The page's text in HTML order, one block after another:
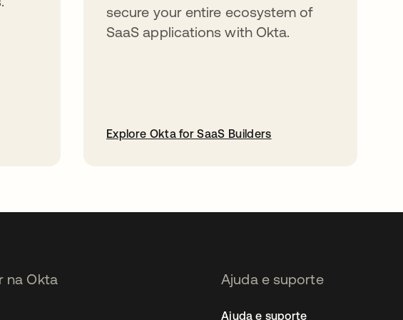
secure your entire ecosystem of
SaaS applications with Okta.
Explore Okta for SaaS Builders
na Okta Ajuda e suporte
Ajuda e suporte